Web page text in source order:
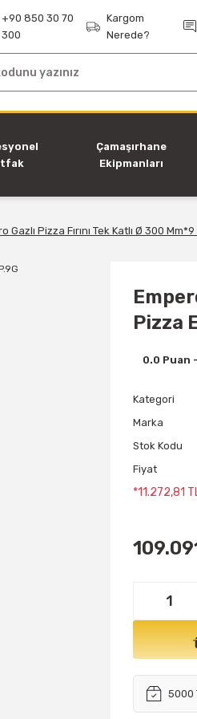
+90 850 30 70
300
Kargom
Nerede?
Çamaşırhane
Ekipmanları
Gazlı Pizza Fırını Tek Katlı Ø 300
Pizza
0.0 Puan
Kategori
Marka
Stok Kodu
Fiyat
*11.272,81
5000